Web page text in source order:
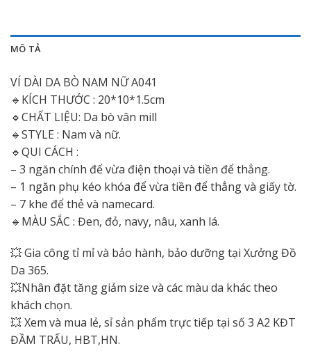
MÔ TẢ
VÍ DÀI DA BÒ NAM NỮ A041
🔹️KÍCH THƯỚC : 20*10*1.5cm
🔹️CHẤT LIỆU: Da bò vân mill
🔹️STYLE : Nam và nữ.
🔹️QUI CÁCH :
– 3 ngăn chính để vừa điện thoại và tiền để thẳng.
– 1 ngăn phụ kéo khóa để vừa tiền để thẳng và giấy tờ.
– 7 khe để thẻ và namecard.
🔹️MÀU SẮC : Đen, đỏ, navy, nâu, xanh lá.
💥 Gia công tỉ mỉ và bảo hành, bảo dưỡng tại Xưởng Đồ
Da 365.
💥Nhân đặt tăng giảm size và các màu da khác theo
khách chọn.
💥 Xem và mua lẻ, sỉ sản phẩm trực tiếp tại số 3 A2 KĐT
ĐẦM TRẤU, HBT,HN.